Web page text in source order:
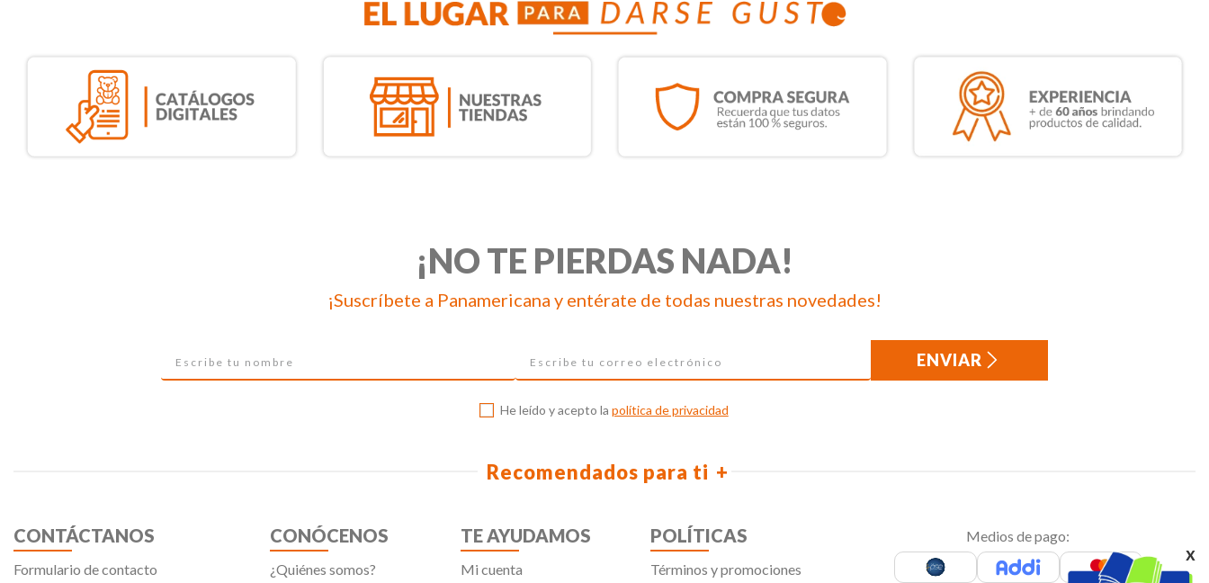
x
¡NO TE PIERDAS NADA!
¡Suscríbete a Panamericana y entérate de todas nuestras novedades!
ENVIAR
He leído y acepto la política de privacidad
Recomendados para ti
CONTÁCTANOS
Formulario de contacto
CONÓCENOS
¿Quiénes somos?
TE AYUDAMOS
Mi cuenta
POLÍTICAS
Términos y promociones
Medios de pago: